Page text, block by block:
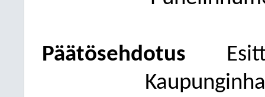
Päätösehdotus